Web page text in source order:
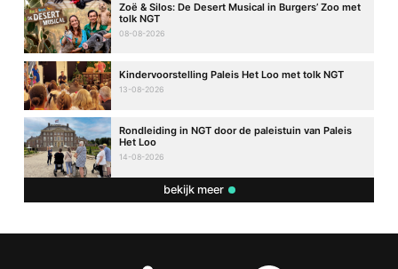
Zoë & Silos: De Desert Musical in Burgers’ Zoo met
tolk NGT
08-08-2026
Kindervoorstelling Paleis Het Loo met tolk NGT
13-08-2026
Rondleiding in NGT door de paleistuin van Paleis
Het Loo
14-08-2026
bekijk meer